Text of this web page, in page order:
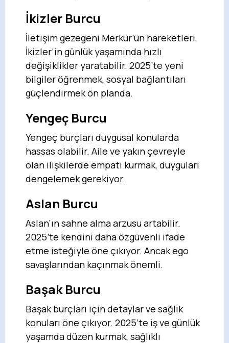
İkizler Burcu
İletişim gezegeni Merkür’ün hareketleri,
İkizler’in günlük yaşamında hızlı
değişiklikler yaratabilir. 2025’te yeni
bilgiler öğrenmek, sosyal bağlantıları
güçlendirmek ön planda.
Yengeç Burcu
Yengeç burçları duygusal konularda
hassas olabilir. Aile ve yakın çevreyle
olan ilişkilerde empati kurmak, duyguları
dengelemek gerekiyor.
Aslan Burcu
Aslan’ın sahne alma arzusu artabilir.
2025’te kendini daha özgüvenli ifade
etme isteğiyle öne çıkıyor. Ancak ego
savaşlarından kaçınmak önemli.
Başak Burcu
Başak burçları için detaylar ve sağlık
konuları öne çıkıyor. 2025’te iş ve günlük
yaşamda düzen kurmak, sağlıklı